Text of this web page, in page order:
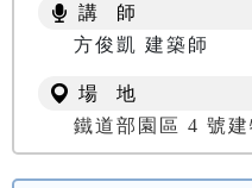
講 師
方俊凱 建築師
場 地
鐵道部園區 4 號建